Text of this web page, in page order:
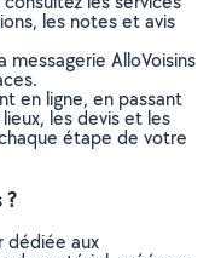
les notes et avis
messagerie AlloVoisins
en ligne, en passant
les devis et les
étape de votre
?
dédiée aux